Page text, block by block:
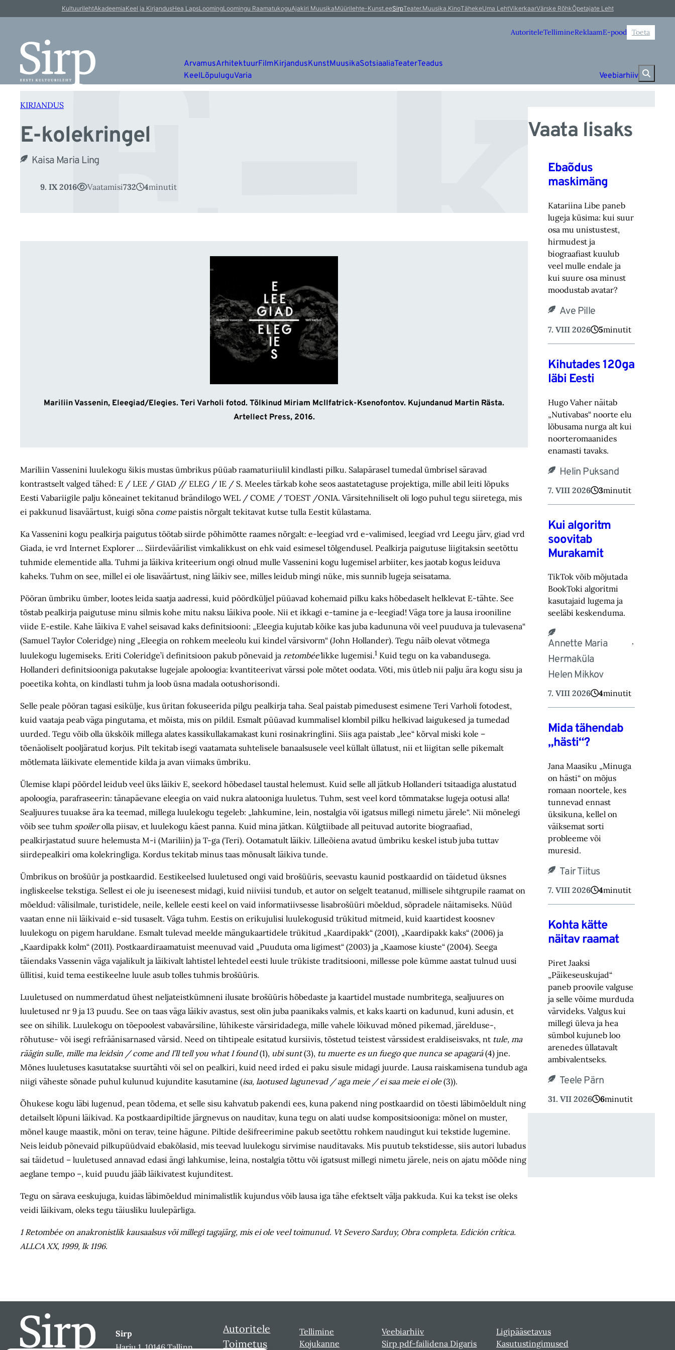
sisu
KultuurilehtAkadeemiaKeel ja KirjandusHea LapsLoomingLoomingu RaamatukoguAjakiri MuusikaMüürilehte-Kunst.eeSirpTeater.Muusika.KinoTähekeUma LehtVikerkaarVärske RõhkÕpetajate Leht
AutoriteleTellimineReklaamE-pood Toeta
ArvamusArhitektuurFilmKirjandusKunstMuusikaSotsiaaliaTeaterTeadus
KeelLõpuluguVaria Veebiarhiiv
KIRJANDUS
E-kolekringel
Kaisa Maria Ling
9. IX 2016 Vaatamisi732 4minutit
E-
Mariliin Vassenin, Eleegiad/Elegies. Teri Varholi fotod. Tõlkinud Miriam McIlfatrick-Ksenofontov. Kujundanud Martin Rästa.
Artellect Press, 2016.
Mariliin Vassenini luulekogu šikis mustas ümbrikus püüab raamaturiiulil kindlasti pilku. Salapärasel tumedal ümbrisel säravad
kontrastselt valged tähed: E / LEE / GIAD // ELEG / IE / S. Meeles tärkab kohe seos aastatetaguse projektiga, mille abil leiti lõpuks
Eesti Vabariigile palju kõneainet tekitanud brändilogo WEL / COME / TOEST /ONIA. Värsitehniliselt oli logo puhul tegu siiretega, mis
ei pakkunud lisaväärtust, kuigi sõna comepaistis nõrgalt tekitavat kutse tulla Eestit külastama.
Ka Vassenini kogu pealkirja paigutus töötab siirde põhimõtte raames nõrgalt: e-leegiad vrd e-valimised, leegiad vrd Leegu järv, giad vrd
Giada, ie vrd Internet Explorer … Siirdeväärilist vimkalikkust on ehk vaid esimesel tõlgendusel. Pealkirja paigutuse liigitaksin seetõttu
tuhmide elementide alla. Tuhmi ja läikiva kriteerium ongi olnud mulle Vassenini kogu lugemisel arbiiter, kes jaotab kogus leiduva
kaheks. Tuhm on see, millel ei ole lisaväärtust, ning läikiv see, milles leidub mingi nüke, mis sunnib lugeja seisatama.
Pööran ümbriku ümber, lootes leida saatja aadressi, kuid pöördküljel püüavad kohemaid pilku kaks hõbedaselt helklevat E-tähte. See
tõstab pealkirja paigutuse minu silmis kohe mitu naksu läikiva poole. Nii et ikkagi e-tamine ja e-leegiad! Väga tore ja lausa irooniline
viide E-estile. Kahe läikiva E vahel seisavad kaks definitsiooni: „Eleegia kujutab kõike kas juba kadununa või veel puuduva ja tulevasena“
(Samuel Taylor Coleridge) ning „Eleegia on rohkem meeleolu kui kindel värsivorm“ (John Hollander). Tegu näib olevat võtmega
luulekogu lugemiseks. Eriti Coleridge’i definitsioon pakub põnevaid ja retombée’likke lugemisi.1 Kuid tegu on ka vabandusega.
Hollanderi definitsiooniga pakutakse lugejale apoloogia: kvantiteerivat värssi pole mõtet oodata. Võti, mis ütleb nii palju ära kogu sisu ja
poeetika kohta, on kindlasti tuhm ja loob üsna madala ootushorisondi.
Selle peale pööran tagasi esikülje, kus üritan fokuseerida pilgu pealkirja taha. Seal paistab pimedusest esimene Teri Varholi fotodest,
kuid vaataja peab väga pingutama, et mõista, mis on pildil. Esmalt püüavad kummalisel klombil pilku helkivad laigukesed ja tumedad
uurded. Tegu võib olla ükskõik millega alates kassikullakamakast kuni rosinakringlini. Siis aga paistab „lee“ kõrval miski kole –
tõenäoliselt pooljäratud korjus. Pilt tekitab isegi vaatamata suhtelisele banaalsusele veel küllalt üllatust, nii et liigitan selle pikemalt
mõtlemata läikivate elementide kilda ja avan viimaks ümbriku.
Ülemise klapi pöördel leidub veel üks läikiv E, seekord hõbedasel taustal helemust. Kuid selle all jätkub Hollanderi tsitaadiga alustatud
apoloogia, parafraseerin: tänapäevane eleegia on vaid nukra alatooniga luuletus. Tuhm, sest veel kord tõmmatakse lugeja ootusi alla!
Sealjuures tuuakse ära ka teemad, millega luulekogu tegeleb: „lahkumine, lein, nostalgia või igatsus millegi nimetu järele“. Nii mõnelegi
võib see tuhm spoilerolla piisav, et luulekogu käest panna. Kuid mina jätkan. Külgtiibade all peituvad autorite biograafiad,
pealkirjastatud suure helemusta M-i (Mariliin) ja T-ga (Teri). Ootamatult läikiv. Lilleõiena avatud ümbriku keskel istub juba tuttav
siirdepealkiri oma kolekringliga. Kordus tekitab minus taas mõnusalt läikiva tunde.
Ümbrikus on brošüür ja postkaardid. Eestikeelsed luuletused ongi vaid brošüüris, seevastu kaunid postkaardid on täidetud üksnes
ingliskeelse tekstiga. Sellest ei ole ju iseenesest midagi, kuid niiviisi tundub, et autor on selgelt teatanud, millisele sihtgrupile raamat on
mõeldud: välisilmale, turistidele, neile, kellele eesti keel on vaid informatiivsesse lisabrošüüri mõeldud, sõpradele näitamiseks. Nüüd
vaatan enne nii läikivaid e-sid tusaselt. Väga tuhm. Eestis on erikujulisi luulekogusid trükitud mitmeid, kuid kaartidest koosnev
luulekogu on pigem haruldane. Esmalt tulevad meelde mängukaartidele trükitud „Kaardipakk“ (2001), „Kaardipakk kaks“ (2006) ja
„Kaardipakk kolm“ (2011). Postkaardiraamatuist meenuvad vaid „Puuduta oma ligimest“ (2003) ja „Kaamose kiuste“ (2004). Seega
täiendaks Vassenin väga vajalikult ja läikivalt lahtistel lehtedel eesti luule trükiste traditsiooni, millesse pole kümme aastat tulnud uusi
üllitisi, kuid tema eestikeelne luule asub tolles tuhmis brošüüris.
Luuletused on nummerdatud ühest neljateistkümneni ilusate brošüüris hõbedaste ja kaartidel mustade numbritega, sealjuures on
luuletused nr 9 ja 13 puudu. See on taas väga läikiv avastus, sest olin juba paanikaks valmis, et kaks kaarti on kadunud, kuni adusin, et
see on sihilik. Luulekogu on tõepoolest vabavärsiline, lühikeste värsiridadega, mille vahele lõikuvad mõned pikemad, järelduse-,
rõhutuse- või isegi refräänisarnased värsid. Need on tihtipeale esitatud kursiivis, tõstetud teistest värssidest eraldiseisvaks, nt tule, ma
räägin sulle, mille ma leidsin / come and I’ll tell you what I found(1), ubi sunt(3), tu muerte es un fuego que nunca se apagará(4) jne.
Mõnes luuletuses kasutatakse suurtähti või sel on pealkiri, kuid need irded ei paku sisule midagi juurde. Lausa raiskamisena tundub aga
niigi väheste sõnade puhul kulunud kujundite kasutamine (isa, laotused lagunevad / aga meie / ei saa meie ei ole(3)).
Õhukese kogu läbi lugenud, pean tõdema, et selle sisu kahvatub pakendi ees, kuna pakend ning postkaardid on tõesti läbimõeldult ning
detailselt lõpuni läikivad. Ka postkaardipiltide järgnevus on nauditav, kuna tegu on alati uudse kompositsiooniga: mõnel on muster,
mõnel kauge maastik, mõni on terav, teine hägune. Piltide dešifreerimine pakub seetõttu rohkem naudingut kui tekstide lugemine.
Neis leidub põnevaid pilkupüüdvaid ebakõlasid, mis teevad luulekogu sirvimise nauditavaks. Mis puutub tekstidesse, siis autori lubadus
sai täidetud – luuletused annavad edasi ängi lahkumise, leina, nostalgia tõttu või igatsust millegi nimetu järele, neis on ajatu mõõde ning
aeglane tempo –, kuid puudu jääb läikivatest kujunditest.
Tegu on särava eeskujuga, kuidas läbimõeldud minimalistlik kujundus võib lausa iga tähe efektselt välja pakkuda. Kui ka tekst ise oleks
veidi läikivam, oleks tegu täiusliku luulepärliga.
1 Retombéeon anakronistlik kausaalsus või millegi tagajärg, mis ei ole veel toimunud. Vt Severo Sarduy, Obra completa. Edición crítica.
ALLCA XX, 1999, lk 1196.
Vaata lisaks
Ebaõdus
maskimäng
Katariina Libe paneb
lugeja küsima: kui suur
osa mu unistustest,
hirmudest ja
biograafiast ‎kuulub
veel mulle endale ja
kui suure osa minust
moodustab avatar? ‎
Ave Pille
7. VIII 2026 5minutit
Kihutades 120ga
läbi Eesti
Hugo Vaher näitab
„Nutivabas“ noorte elu
lõbusama nurga alt kui
noorteromaanides
ena‎masti tavaks.‎
Helin Puksand
7. VIII 2026 3minutit
Kui algoritm
soovitab
Murakamit
TikTok võib mõjutada
BookToki algoritmi
kasutajaid lugema ja
seeläbi keskenduma.‎
Annette Maria
Hermaküla
,
Helen Mikkov
7. VIII 2026 4minutit
Mida tähendab
„hästi“?
Jana Maasiku „Minuga
on hästi“ on mõjus
romaan noortele, kes
tunnevad ennast
üksikuna, ‎kellel on
väiksemat sorti
probleeme või
muresid.‎
Tair Tiitus
7. VIII 2026 4minutit
Kohta kätte
näitav raamat
Piret Jaaksi
„Päikeseuskujad“
paneb proovile valguse
ja selle võime murduda
värvideks. Valgus kui
millegi üleva ja hea
sümbol kujuneb loo
arenedes üllatavalt
ambivalentseks.
Teele Pärn
31. VII 2026 6minutit
Sirp
Harju 1, 10146 Tallinn
Autoritele
Toimetus
Tellimine
Kojukanne
Veebiarhiiv
Sirp pdf-failidena Digaris
Ligipääsetavus
Kasutustingimused